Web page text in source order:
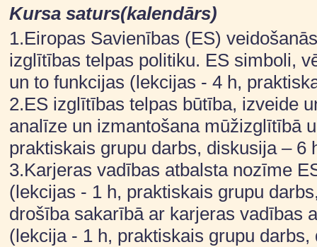
Kursa saturs(kalendārs)
1.Eiropas Savienības (ES)
izglītības telpas politiku. ES simboli,
un to funkcijas (lekcijas - 4 h,
2.ES izglītības telpas būtība, izveide
analīze un izmantošana mūžizglītībā
praktiskais grupu darbs, diskusija – 6
3.Karjeras vadības atbalsta nozīme
(lekcijas - 1 h, praktiskais grupu
drošība sakarībā ar karjeras vadības
(lekcija - 1 h, praktiskais grupu darbs,